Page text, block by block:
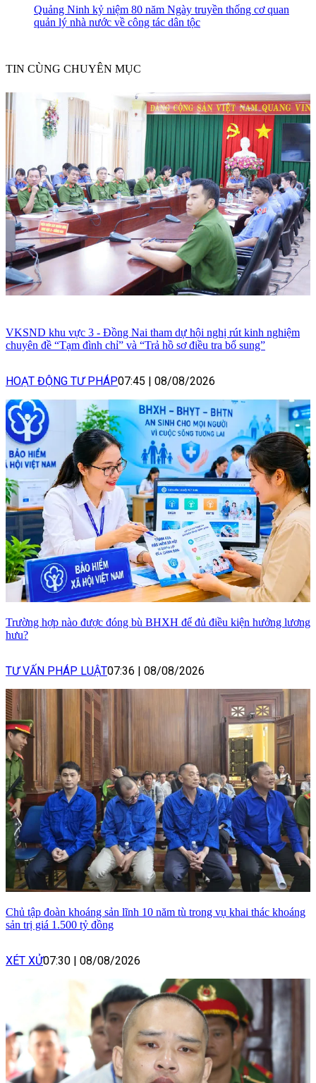
Quảng Ninh kỷ niệm 80 năm Ngày truyền thống cơ quan
quản lý nhà nước về công tác dân tộc
TIN CÙNG CHUYÊN MỤC
VKSND khu vực 3 - Đồng Nai tham dự hội nghị rút kinh nghiệm
chuyên đề “Tạm đình chỉ” và “Trả hồ sơ điều tra bổ sung”
HOẠT ĐỘNG TƯ PHÁP07:45 | 08/08/2026
Trường hợp nào được đóng bù BHXH để đủ điều kiện hưởng lương
hưu?
TƯ VẤN PHÁP LUẬT07:36 | 08/08/2026
Chủ tập đoàn khoáng sản lĩnh 10 năm tù trong vụ khai thác khoáng
sản trị giá 1.500 tỷ đồng
XÉT XỬ07:30 | 08/08/2026